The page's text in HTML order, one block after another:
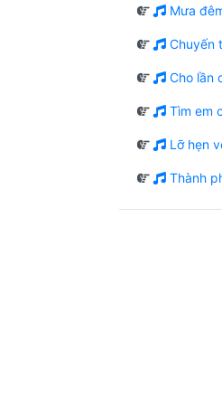
Mưa
Chuyến
Cho lần
Tìm em
Lỡ hẹn
Thành